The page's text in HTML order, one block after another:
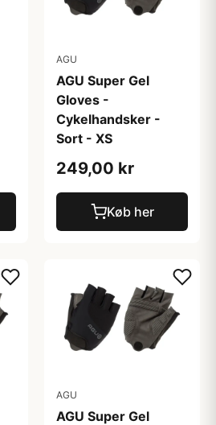
AGU
AGU Super Gel
Gloves -
Cykelhandsker -
Sort - XS
249,00 kr
Køb her
AGU
AGU Super Gel